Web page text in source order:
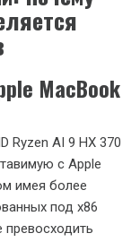
быструю
и